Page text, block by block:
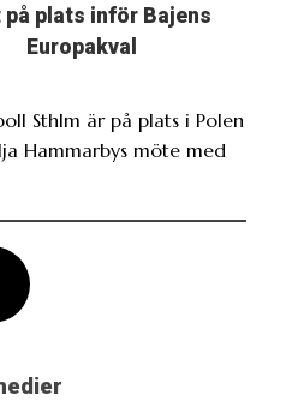
plats inför Bajens
Europakval
Sthlm är på plats i Polen
Hammarbys möte med